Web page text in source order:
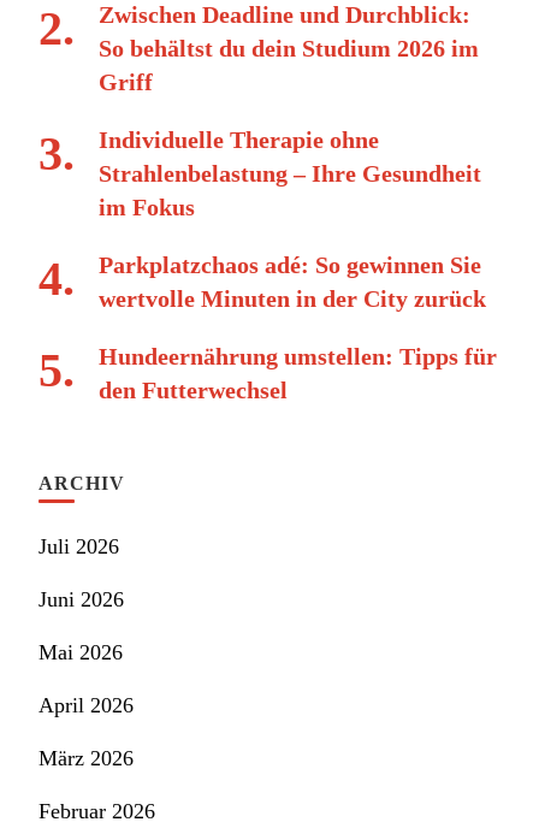
Zwischen Deadline und Durchblick:
So behältst du dein Studium 2026 im
Griff
Individuelle Therapie ohne
Strahlenbelastung – Ihre Gesundheit
im Fokus
Parkplatzchaos adé: So gewinnen Sie
wertvolle Minuten in der City zurück
Hundeernährung umstellen: Tipps für
den Futterwechsel
ARCHIV
Juli 2026
Juni 2026
Mai 2026
April 2026
März 2026
Februar 2026